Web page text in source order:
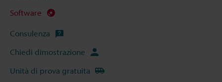
Software
Consulenza
Chiedi dimostrazione
Unità di prova gratuita